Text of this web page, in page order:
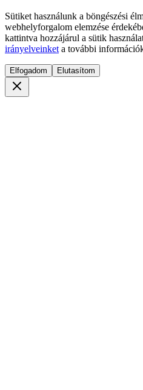
Sütiket használunk a böngészési
webhelyforgalom elemzése
kattintva hozzájárul a sütik
irányelveinket a további
Elfogadom Elutasítom